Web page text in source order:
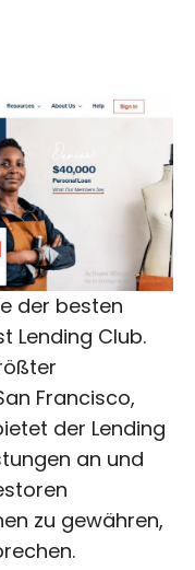
der besten
Lending Club.
Francisco,
der Lending
an und
zu gewähren,